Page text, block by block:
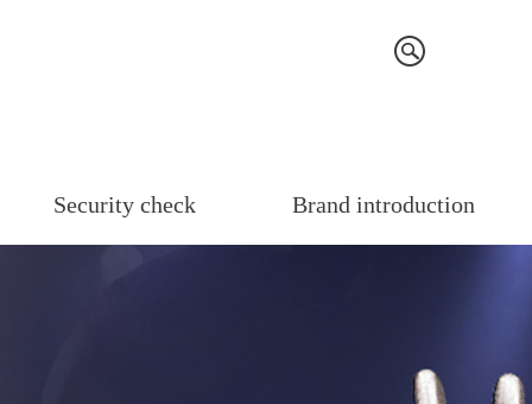
Security check Brand introduction